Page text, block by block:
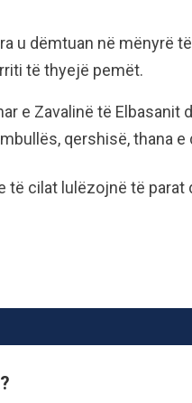
u dëmtuan në mënyrë
të thyejë pemët.
e Zavalinë të
qershisë, thana e
të cilat lulëzojnë të parat